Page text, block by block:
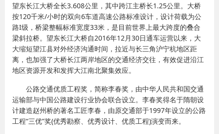
望东长江大桥全长3.608公里，其中跨江主桥长1.25公里。大桥
按120千米/小时的双向6车道高速公路标准设计，设计荷载为公
路I级，桥梁整幅标准宽度33米，是目前世界上最大跨度的叠合
梁斜拉桥。望东长江大桥自2016年12月30日通车运营以来，大
大缩短望江县对外经济沟通时间，拉近与长三角沪宁杭地区距
离，也加强了大桥长江两岸地区的交通经济交往，有效促进沿江
地区资源开发和发挥大江南北聚集效应。
公路交通优质工程奖，简称李春奖，由中华人民共和国交通
运输部与中国公路建设行业协会联合设立。李春奖得名于隋朝设
计建造赵州桥的著名工匠李春，由原交通部于1997年设立的公路
工程“三优”奖(优秀勘察、优秀设计、优质工程)演变而来。